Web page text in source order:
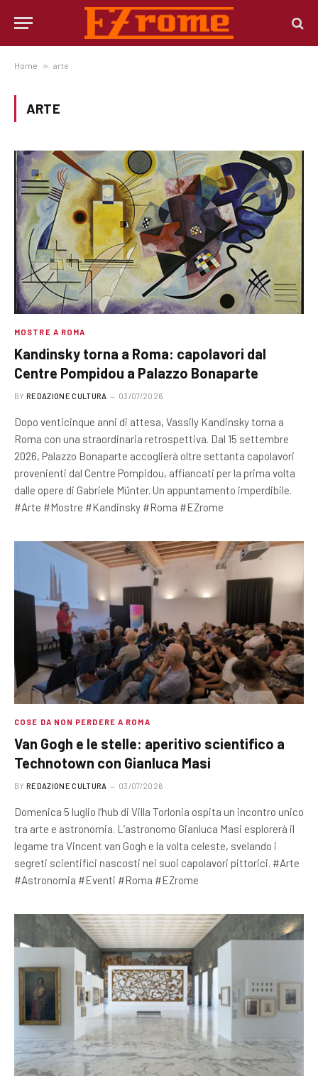
Home » arte
ARTE
MOSTRE A ROMA
Kandinsky torna a Roma: capolavori dal
Centre Pompidou a Palazzo Bonaparte
BY REDAZIONE CULTURA 03/07/2026
Dopo venticinque anni di attesa, Vassily Kandinsky torna a
Roma con una straordinaria retrospettiva. Dal 15 settembre
2026, Palazzo Bonaparte accoglierà oltre settanta capolavori
provenienti dal Centre Pompidou, affiancati per la prima volta
dalle opere di Gabriele Münter. Un appuntamento imperdibile.
#Arte #Mostre #Kandinsky #Roma #EZrome
COSE DA NON PERDERE A ROMA
Van Gogh e le stelle: aperitivo scientifico a
Technotown con Gianluca Masi
BY REDAZIONE CULTURA 03/07/2026
Domenica 5 luglio l’hub di Villa Torlonia ospita un incontro unico
tra arte e astronomia. L’astronomo Gianluca Masi esplorerà il
legame tra Vincent van Gogh e la volta celeste, svelando i
segreti scientifici nascosti nei suoi capolavori pittorici. #Arte
#Astronomia #Eventi #Roma #EZrome